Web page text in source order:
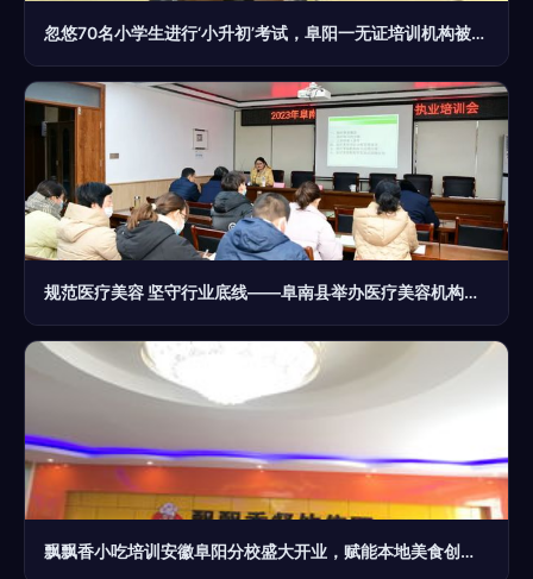
忽悠70名小学生进行‘小升初’考试，阜阳一无证培训机构被查封
规范医疗美容 坚守行业底线——阜南县举办医疗美容机构依法执业培训会
飘飘香小吃培训安徽阜阳分校盛大开业，赋能本地美食创业新动力